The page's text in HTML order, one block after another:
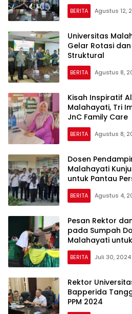
BERITA Agustus 12,
Universitas
Gelar Rotasi
Struktural
BERITA Agustus 8,
Kisah Inspiratif
Malahayati, Tri
JnC Family Care
BERITA Agustus 8,
Dosen
Malahayati
untuk Pantau
BERITA Agustus 4,
Pesan Rektor
pada Sumpah
Malahayati
BERITA Juli 30, 2024
Rektor
Bapperida
PPM 2024